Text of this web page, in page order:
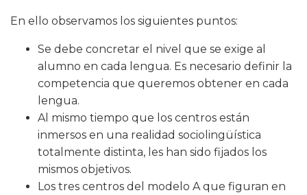
En ello observamos los siguientes puntos:
Se debe concretar el nivel que se exige al
alumno en cada lengua. Es necesario definir la
competencia que queremos obtener en cada
lengua.
Al mismo tiempo que los centros están
inmersos en una realidad sociolingüística
totalmente distinta, les han sido fijados los
mismos objetivos.
Los tres centros del modelo A que figuran en